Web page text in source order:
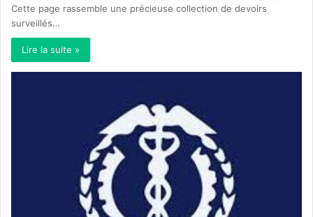
Cette page rassemble une précieuse collection de devoirs
surveillés…
Lire la suite »